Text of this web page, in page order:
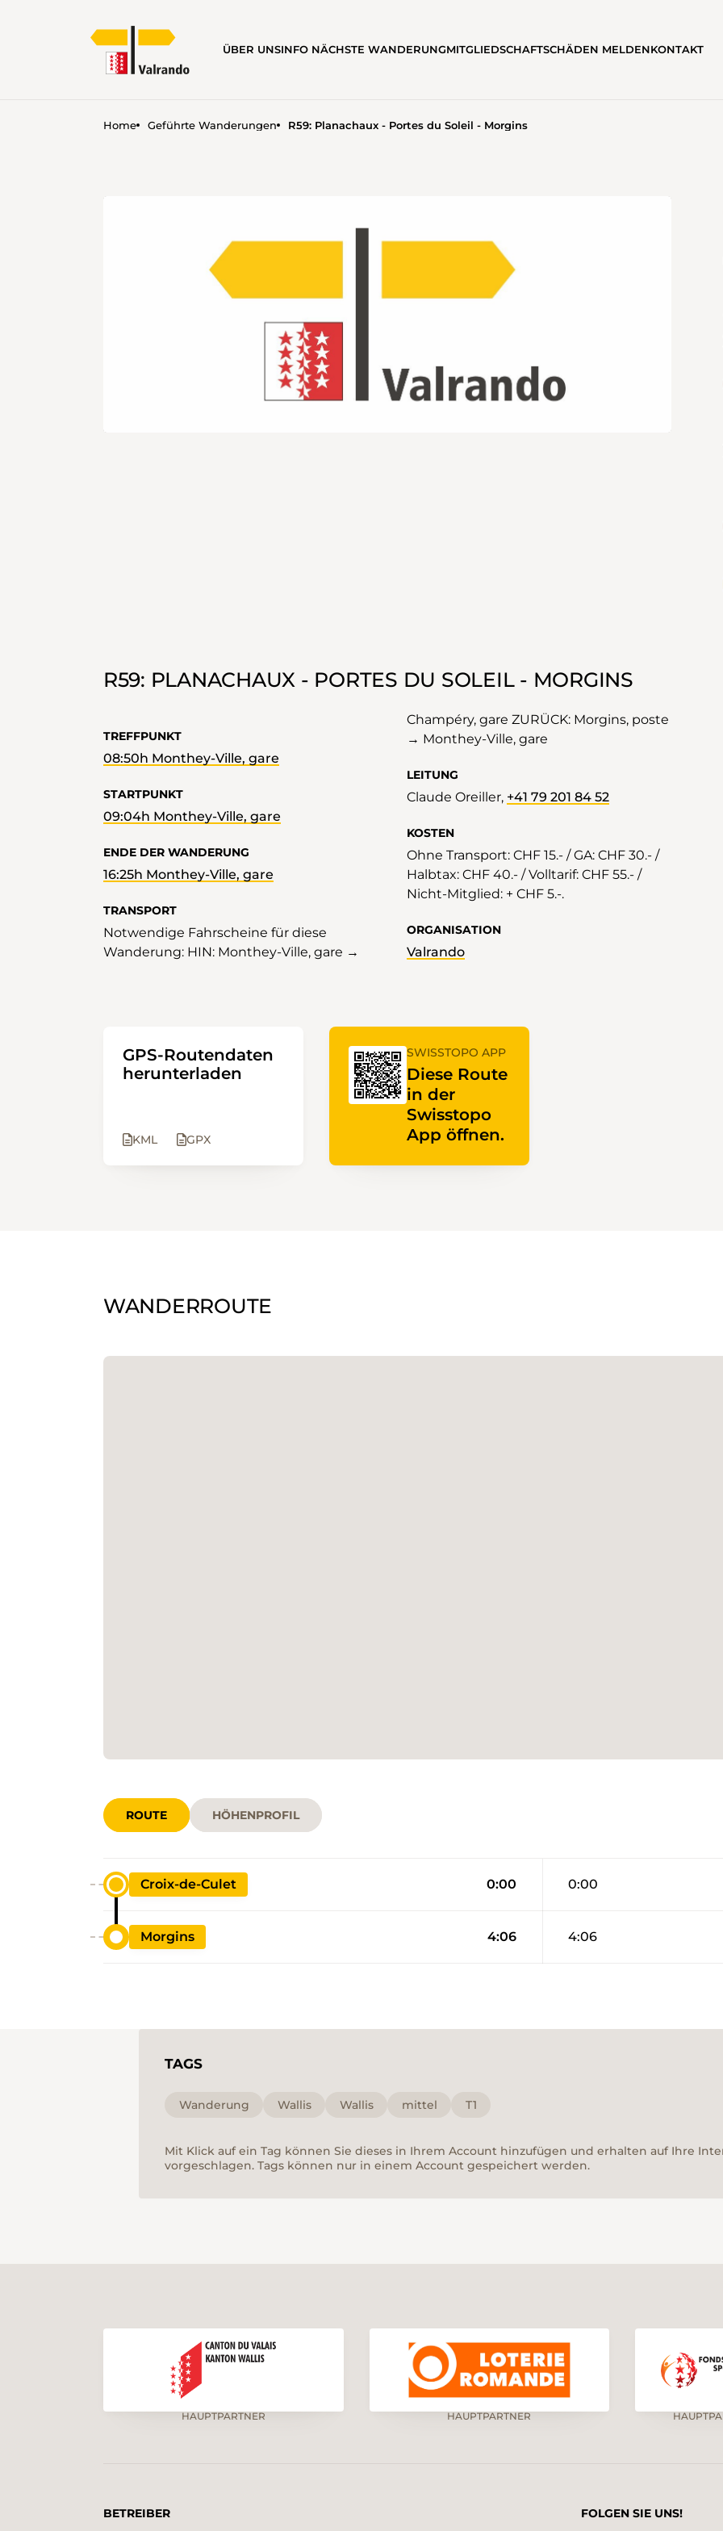
ÜBER UNSINFO NÄCHSTE WANDERUNGMITGLIEDSCHAFTSCHÄDEN MELDENKONTAKT
Home Geführte Wanderungen R59: Planachaux - Portes du Soleil - Morgins
R59: PLANACHAUX - PORTES DU SOLEIL - MORGINS
TREFFPUNKT
08:50h Monthey-Ville, gare
STARTPUNKT
09:04h Monthey-Ville, gare
ENDE DER WANDERUNG
16:25h Monthey-Ville, gare
TRANSPORT
Notwendige Fahrscheine für diese
Wanderung: HIN: Monthey-Ville, gare →
Champéry, gare ZURÜCK: Morgins, poste
→ Monthey-Ville, gare
LEITUNG
Claude Oreiller, +41 79 201 84 52
KOSTEN
Ohne Transport: CHF 15.- / GA: CHF 30.- /
Halbtax: CHF 40.- / Volltarif: CHF 55.- /
Nicht-Mitglied: + CHF 5.-.
ORGANISATION
Valrando
GPS-Routendaten
herunterladen
KML GPX
SWISSTOPO APP
Diese Route
in der
Swisstopo
App öffnen.
WANDERROUTE
ROUTE HÖHENPROFIL
Croix-de-Culet 0:00 0:00
Morgins 4:06 4:06
TAGS
Wanderung Wallis Wallis mittel T1
Mit Klick auf ein Tag können Sie dieses in Ihrem Account hinzufügen und erhalten auf Ihre
vorgeschlagen. Tags können nur in einem Account gespeichert werden.
HAUPTPARTNER HAUPTPARTNER
BETREIBER FOLGEN SIE UNS!